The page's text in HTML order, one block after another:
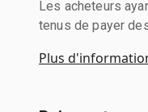
Les acheteurs
tenus de payer
Plus